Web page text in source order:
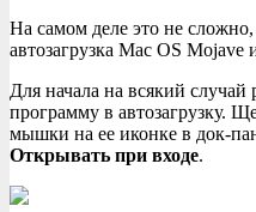
На самом деле это не сложно,
автозагрузка Mac OS Mojave
Для начала на всякий случай
программу в автозагрузку.
мышки на ее иконке в док-
Открывать при входе.